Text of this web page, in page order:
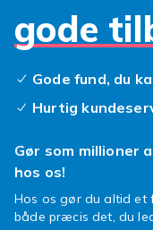
forlængelse af
knivlignende
skræller, har
greb til hurtige
pendulblad,
gode
Gode fund, du
Hurtig
Gør som millioner
hos os!
Hos os gør du altid et
både præcis det, du